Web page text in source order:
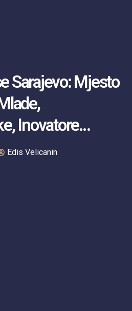
Sarajevo: Mjesto
Inovatore…
Edis Velicanin